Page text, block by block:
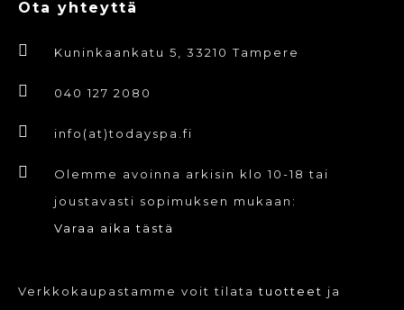
Ota yhteyttä
Kuninkaankatu 5, 33210 Tampere
040 127 2080
info(at)todayspa.fi
Olemme avoinna arkisin klo 10-18 tai
joustavasti sopimuksen mukaan:
Varaa aika tästä
Verkkokaupastamme voit tilatatuotteet ja